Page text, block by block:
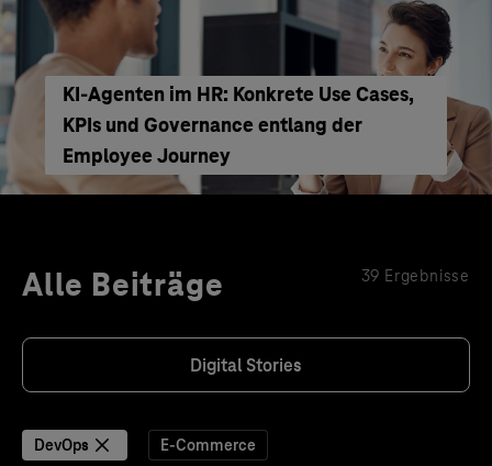
KI‑Agenten im HR: Konkrete Use Cases,
KPIs und Governance entlang der
Employee Journey
Alle Beiträge 39 Ergebnisse
Digital Stories
DevOps E-Commerce